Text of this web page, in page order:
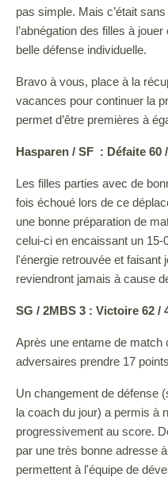
pas simple. Mais c’était
l’abnégation des filles à
belle défense individuelle.
Bravo à vous, place à la
vacances pour continuer la
permet d’être premières à
Hasparen / SF : Défaite 60
Les filles parties avec de
fois échoué lors de ce
une bonne préparation de
celui-ci en encaissant un
l'énergie retrouvée et faisant
reviendront jamais à cause
SG / 2MBS 3 : Victoire 62 /
Après une entame de match
adversaires prendre 17
Un changement de défense
la coach du jour) a permis à
progressivement au score.
par une très bonne adresse
permettent à l'équipe de